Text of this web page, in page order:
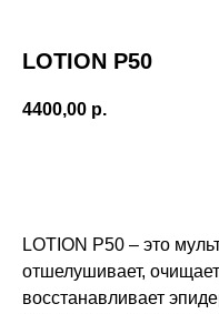
LOTION P50
4400,00 р.
LOTION P50 – это
отшелушивает,
восстанавливает